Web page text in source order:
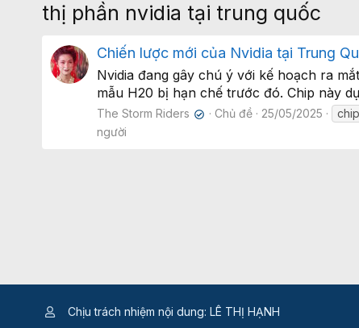
thị phần nvidia tại trung quốc
Chiến lược mới của Nvidia tại Trung
Nvidia đang gây chú ý với kế hoạch ra
mẫu H20 bị hạn chế trước đó. Chip này
The Storm Riders ✔ Chủ đề 25/05/2025
người
Chịu trách nhiệm nội dung: LÊ THỊ HẠNH